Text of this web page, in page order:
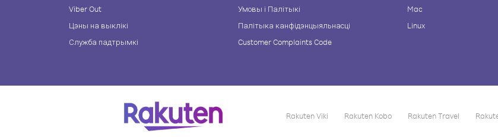
Viber Out
Цэны на выклікі
Служба падтрымкі
Умовы і Палітыкі
Палітыка канфідэнцыяльнасці
Customer Complaints Code
Mac
Linux
Rakuten Viki Rakuten Kobo Rakuten Travel